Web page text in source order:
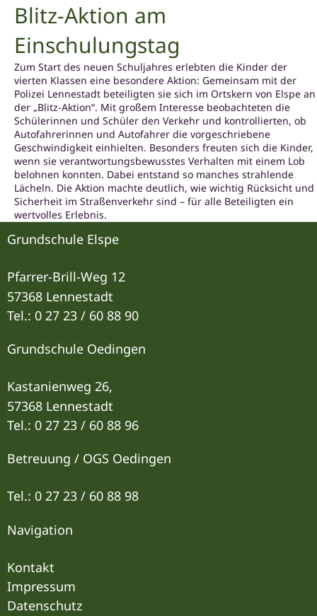
Blitz-Aktion am
Einschulungstag
Zum Start des neuen Schuljahres erlebten die Kinder der
vierten Klassen eine besondere Aktion: Gemeinsam mit der
Polizei Lennestadt beteiligten sie sich im Ortskern von Elspe an
der „Blitz-Aktion“. Mit großem Interesse beobachteten die
Schülerinnen und Schüler den Verkehr und kontrollierten, ob
Autofahrerinnen und Autofahrer die vorgeschriebene
Geschwindigkeit einhielten. Besonders freuten sich die Kinder,
wenn sie verantwortungsbewusstes Verhalten mit einem Lob
belohnen konnten. Dabei entstand so manches strahlende
Lächeln. Die Aktion machte deutlich, wie wichtig Rücksicht und
Sicherheit im Straßenverkehr sind – für alle Beteiligten ein
wertvolles Erlebnis.
Grundschule Elspe
Pfarrer-Brill-Weg 12
57368 Lennestadt
Tel.: 0 27 23 / 60 88 90
Grundschule Oedingen
Kastanienweg 26,
57368 Lennestadt
Tel.: 0 27 23 / 60 88 96
Betreuung / OGS Oedingen
Tel.: 0 27 23 / 60 88 98
Navigation
Kontakt
Impressum
Datenschutz